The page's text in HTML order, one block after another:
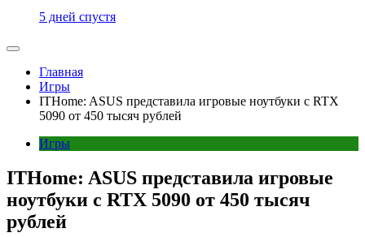
5 дней спустя
Главная
Игры
ITHome: ASUS представила игровые ноутбуки с RTX
5090 от 450 тысяч рублей
Игры
ITHome: ASUS представила игровые
ноутбуки с RTX 5090 от 450 тысяч
рублей